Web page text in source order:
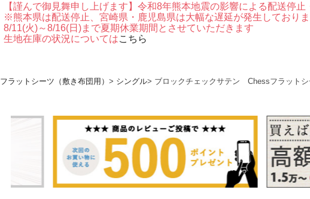
【謹んで御見舞申し上げます】令和8年熊本地震の影響による配送停止
※熊本県は配送停止、宮崎県・鹿児島県は大幅な遅延が発生しており
8/11(火)～8/16(日)まで夏期休業期間とさせていただきます
生地在庫の状況についてはこちら
フラットシーツ（敷き布団用） シングル ブロックチェックサテン Chessフラットシ